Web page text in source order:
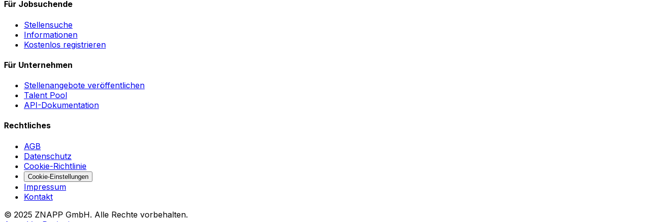
Für Jobsuchende
Stellensuche
Informationen
Kostenlos registrieren
Für Unternehmen
Stellenangebote veröffentlichen
Talent Pool
API-Dokumentation
Rechtliches
AGB
Datenschutz
Cookie-Richtlinie
Cookie-Einstellungen
Impressum
Kontakt
© 2025 ZNAPP GmbH. Alle Rechte vorbehalten.